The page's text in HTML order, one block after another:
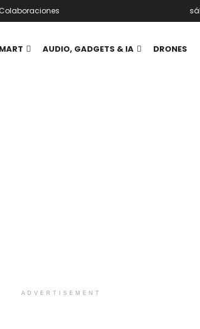
AUDIO, GADGETS & IA DRONES
ADVERTISEMENT